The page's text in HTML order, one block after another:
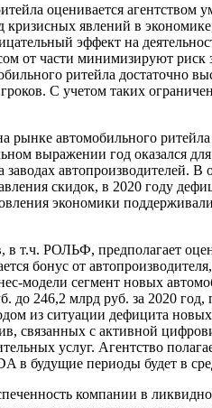
оценивается
явлений в
эффект на
от части минимизируют
ритейла достаточно
С учетом таких
рынке автомобильного
выражении год оказался
заводах
скидок, в 2020 году
экономики
в т.ч. РОЛЬФ, предполагает
бонус от
модели сегмент новых
до 246,2 млрд руб. за 2020
из ситуации дефицита
связанных с активной
услуг. Агентство
в будущие периоды будет в
компании в